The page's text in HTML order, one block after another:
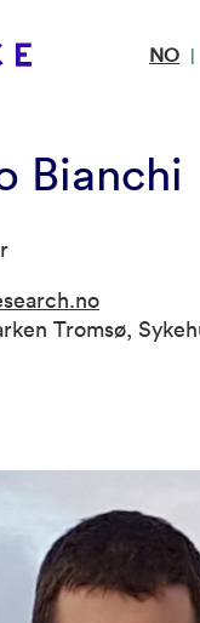
NO |
Bianchi
Tromsø,